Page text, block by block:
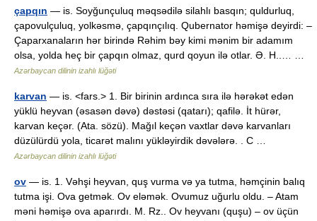
çapqın — is. Soyğunçuluq məqsədilə silahlı basqın; quldurluq,
çapovulçuluq, yolkəsmə, çapqınçılıq. Qubernator həmişə deyirdi: –
Çaparxanaların hər birində Rəhim bəy kimi mənim bir adamım
olsa, yolda heç bir çapqın olmaz, qurd qoyun ilə otlar. Ə. H..… …
Azərbaycan dilinin izahlı lüğəti
karvan — is. <fars.> 1. Bir birinin ardınca sıra ilə hərəkət edən
yüklü heyvan (əsasən dəvə) dəstəsi (qatarı); qafilə. İt hürər,
karvan keçər. (Ata. sözü). Mağıl keçən vaxtlar dəvə karvanları
düzülürdü yola, ticarət malını yükləyirdik dəvələrə. . C …
Azərbaycan dilinin izahlı lüğəti
ov — is. 1. Vəhşi heyvan, quş vurma və ya tutma, həmçinin balıq
tutma işi. Ova getmək. Ov eləmək. Ovumuz uğurlu oldu. – Atam
məni həmişə ova aparırdı. M. Rz.. Ov heyvanı (quşu) – ov üçün